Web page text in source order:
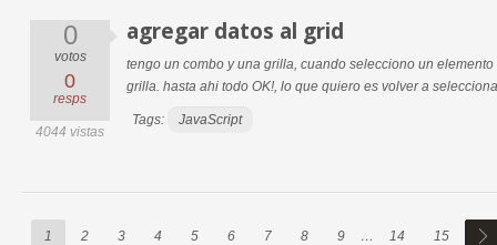
0
votos
0
resps
4044 vistas
agregar datos al grid
tengo un combo y una grilla, cuando selecciono un
grilla. hasta ahi todo OK!, lo que quiero es volver a
Tags: JavaScript
1 2 3 4 5 6 7 8 9 … 14 15